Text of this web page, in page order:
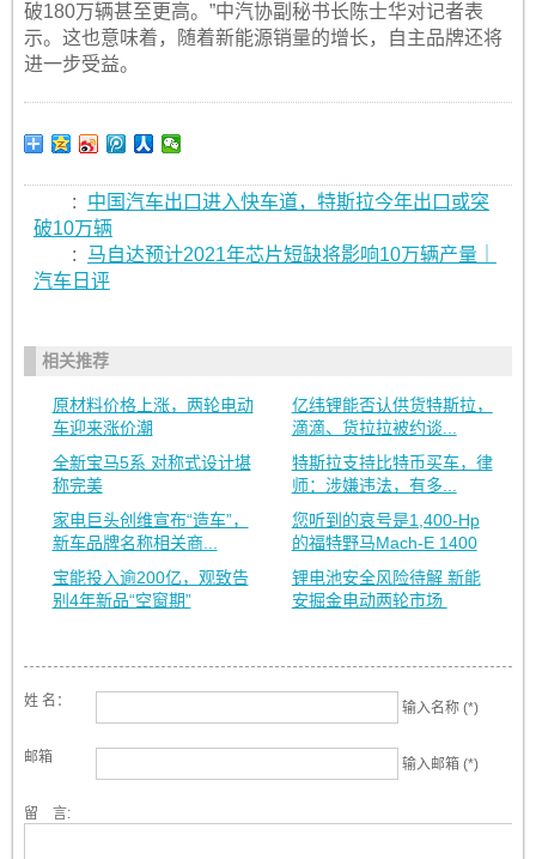
破180万辆甚至更高。”中汽协副秘书长陈士华对记者表
示。这也意味着，随着新能源销量的增长，自主品牌还将
进一步受益。
:
中国汽车出口进入快车道，特斯拉今年出口或突
破10万辆
:
马自达预计2021年芯片短缺将影响10万辆产量｜
汽车日评
相关推荐
原材料价格上涨，两轮电动
车迎来涨价潮
亿纬锂能否认供货特斯拉，
滴滴、货拉拉被约谈...
全新宝马5系 对称式设计堪
称完美
特斯拉支持比特币买车，律
师：涉嫌违法，有多...
家电巨头创维宣布“造车”，
新车品牌名称相关商...
您听到的哀号是1,400-Hp
的福特野马Mach-E 1400
宝能投入逾200亿，观致告
别4年新品“空窗期”
锂电池安全风险待解 新能
安掘金电动两轮市场
姓 名： 输入名称 (*)
邮箱 输入邮箱 (*)
留 言: